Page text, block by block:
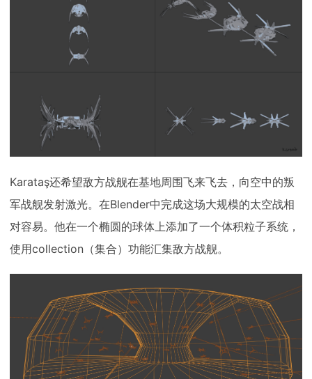
Karataş还希望敌方战舰在基地周围飞来飞去，向空中的叛
军战舰发射激光。在Blender中完成这场大规模的太空战相
对容易。他在一个椭圆的球体上添加了一个体积粒子系统，
使用collection（集合）功能汇集敌方战舰。